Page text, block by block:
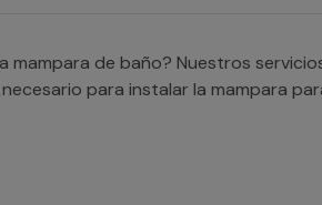
mampara de baño? Nuestros
para instalar la mampara